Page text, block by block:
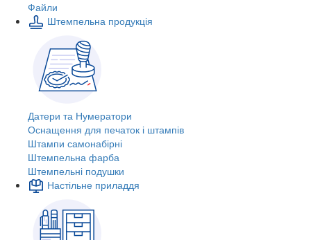
Файли
Штемпельна продукція
Датери та Нумератори
Оснащення для печаток і штампів
Штампи самонабірні
Штемпельна фарба
Штемпельні подушки
Настільне приладдя